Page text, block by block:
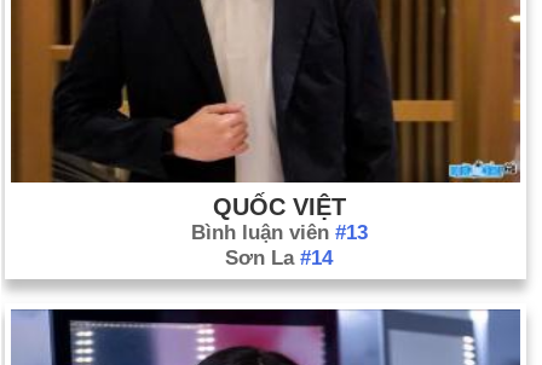
QUỐC VIỆT
Bình luận viên #13
Sơn La #14